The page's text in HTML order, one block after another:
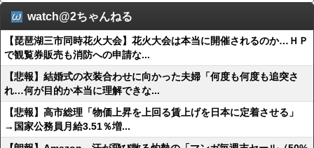
watch@2ちゃんねる
【琵琶湖三市同時花火大会】花火大会は本当に開催されるのか…ＨＰ
で観覧券販売も消防への申請な...
【悲報】結婚式の衣装合わせに向かった夫婦「何度も何度も追突さ
れ…何が目的か本当に理解できな...
【悲報】高市総理「物価上昇を上回る賃上げを日本に定着させる」
→国家公務員月給3.51％増...